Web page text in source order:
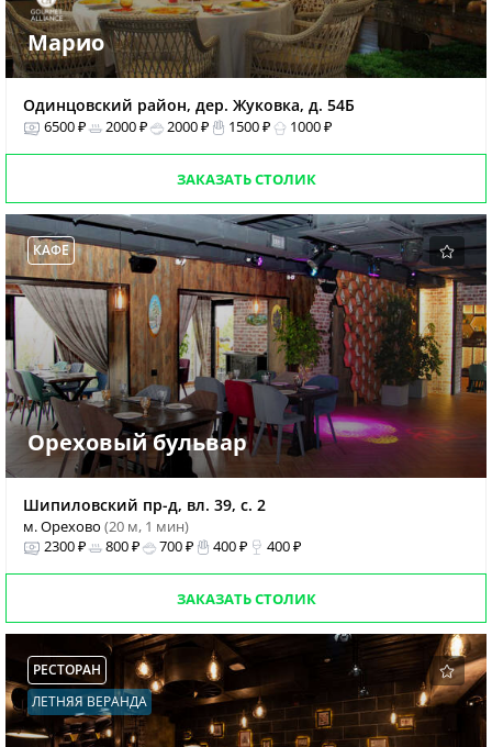
Марио
Одинцовский район, дер. Жуковка, д. 54Б
6500 ₽ 2000 ₽ 2000 ₽ 1500 ₽ 1000 ₽
ЗАКАЗАТЬ СТОЛИК
КАФЕ
Ореховый бульвар
Шипиловский пр-д, вл. 39, с. 2
м. Орехово (20 м, 1 мин)
2300 ₽
800 ₽ 700 ₽ 400 ₽ 400 ₽
ЗАКАЗАТЬ СТОЛИК
РЕСТОРАН
ЛЕТНЯЯ ВЕРАНДА